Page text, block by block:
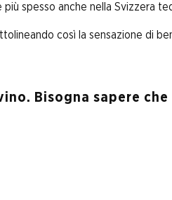
più spesso anche nella Svizzera
così la sensazione di
Bisogna sapere